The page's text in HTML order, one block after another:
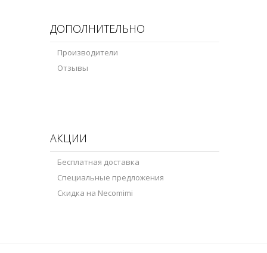
ДОПОЛНИТЕЛЬНО
Производители
Отзывы
АКЦИИ
Бесплатная доставка
Специальные предложения
Скидка на Necomimi